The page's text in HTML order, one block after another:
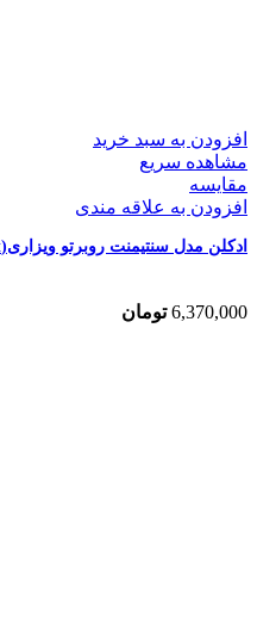
افزودن به سبد خرید
مشاهده سریع
مقایسه
افزودن به علاقه مندی
ادکلن مدل سنتیمنت روبرتو ویزاری(Roberto Vizzari – Sentiment )
6,370,000 تومان